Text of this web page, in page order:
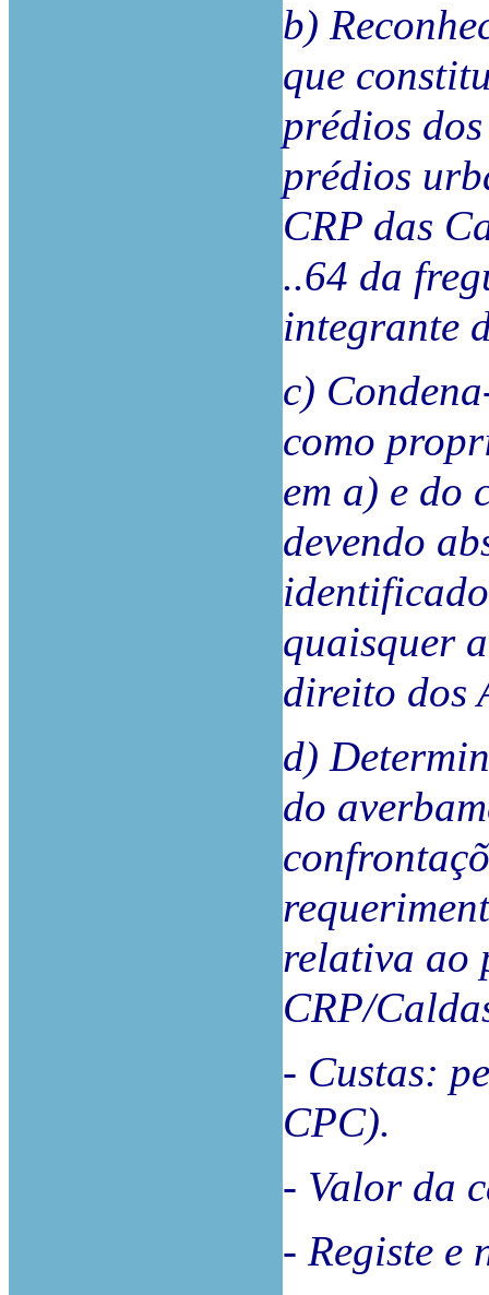
b)
que
prédios
prédios
CRP das
..64 da
integrante
c)
como
em a) e do
devendo
quaisquer
direito dos
d)
do
relativa ao
CRP/
- Custas:
CPC).
- Valor da
- Registe e